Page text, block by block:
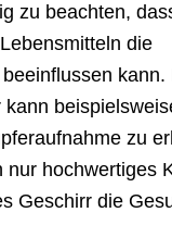
zu beachten,
die
kann.
zu
nur hochwertiges
Geschirr die